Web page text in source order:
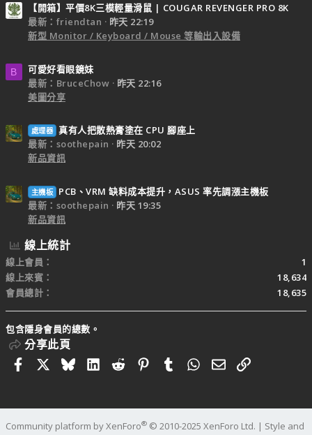
【開箱】平價8K三模輕量滑鼠 | COUGAR REVENGER PRO 8K
最新：friendtan
昨天 22:19
新型 Monitor / Keyboard / Mouse 等輸出入設備
B
可愛好看眼鏡妹
最新：BruceChow
昨天 22:16
美圖分享
處理器 真有人把散熱膏塗在 CPU 腳座上
最新：soothepain
昨天 20:02
新品資訊
主機板
PCB、VRM 缺料成本提升，ASUS 率先調漲主機板
最新：soothepain
昨天 19:35
新品資訊
線上統計
線上會員
1
線上來賓
18,634
會員總計
18,635
包含隱身會員的總數。
分享此頁
FacebookBlueskyLinkedIn
RedditPinterestTumblrWhatsApp
電子郵件
連結
Community platform by XenForo® © 2010-2025 XenForo Ltd. | Style and